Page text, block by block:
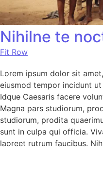
Nihilne te
Fit Row
Lorem ipsum dolor sit
eiusmod tempor incidunt
Idque Caesaris facere
Magna pars studiorum,
studiorum, prodita
sunt in culpa qui officia.
laoreet rutrum faucibus.